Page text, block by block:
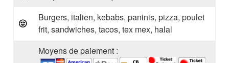
Burgers, italien, kebabs, paninis, pizza, poulet
frit, sandwiches, tacos, tex mex, halal
Moyens de paiement :